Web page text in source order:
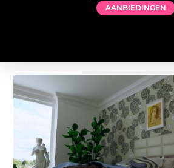
AANBIEDINGEN